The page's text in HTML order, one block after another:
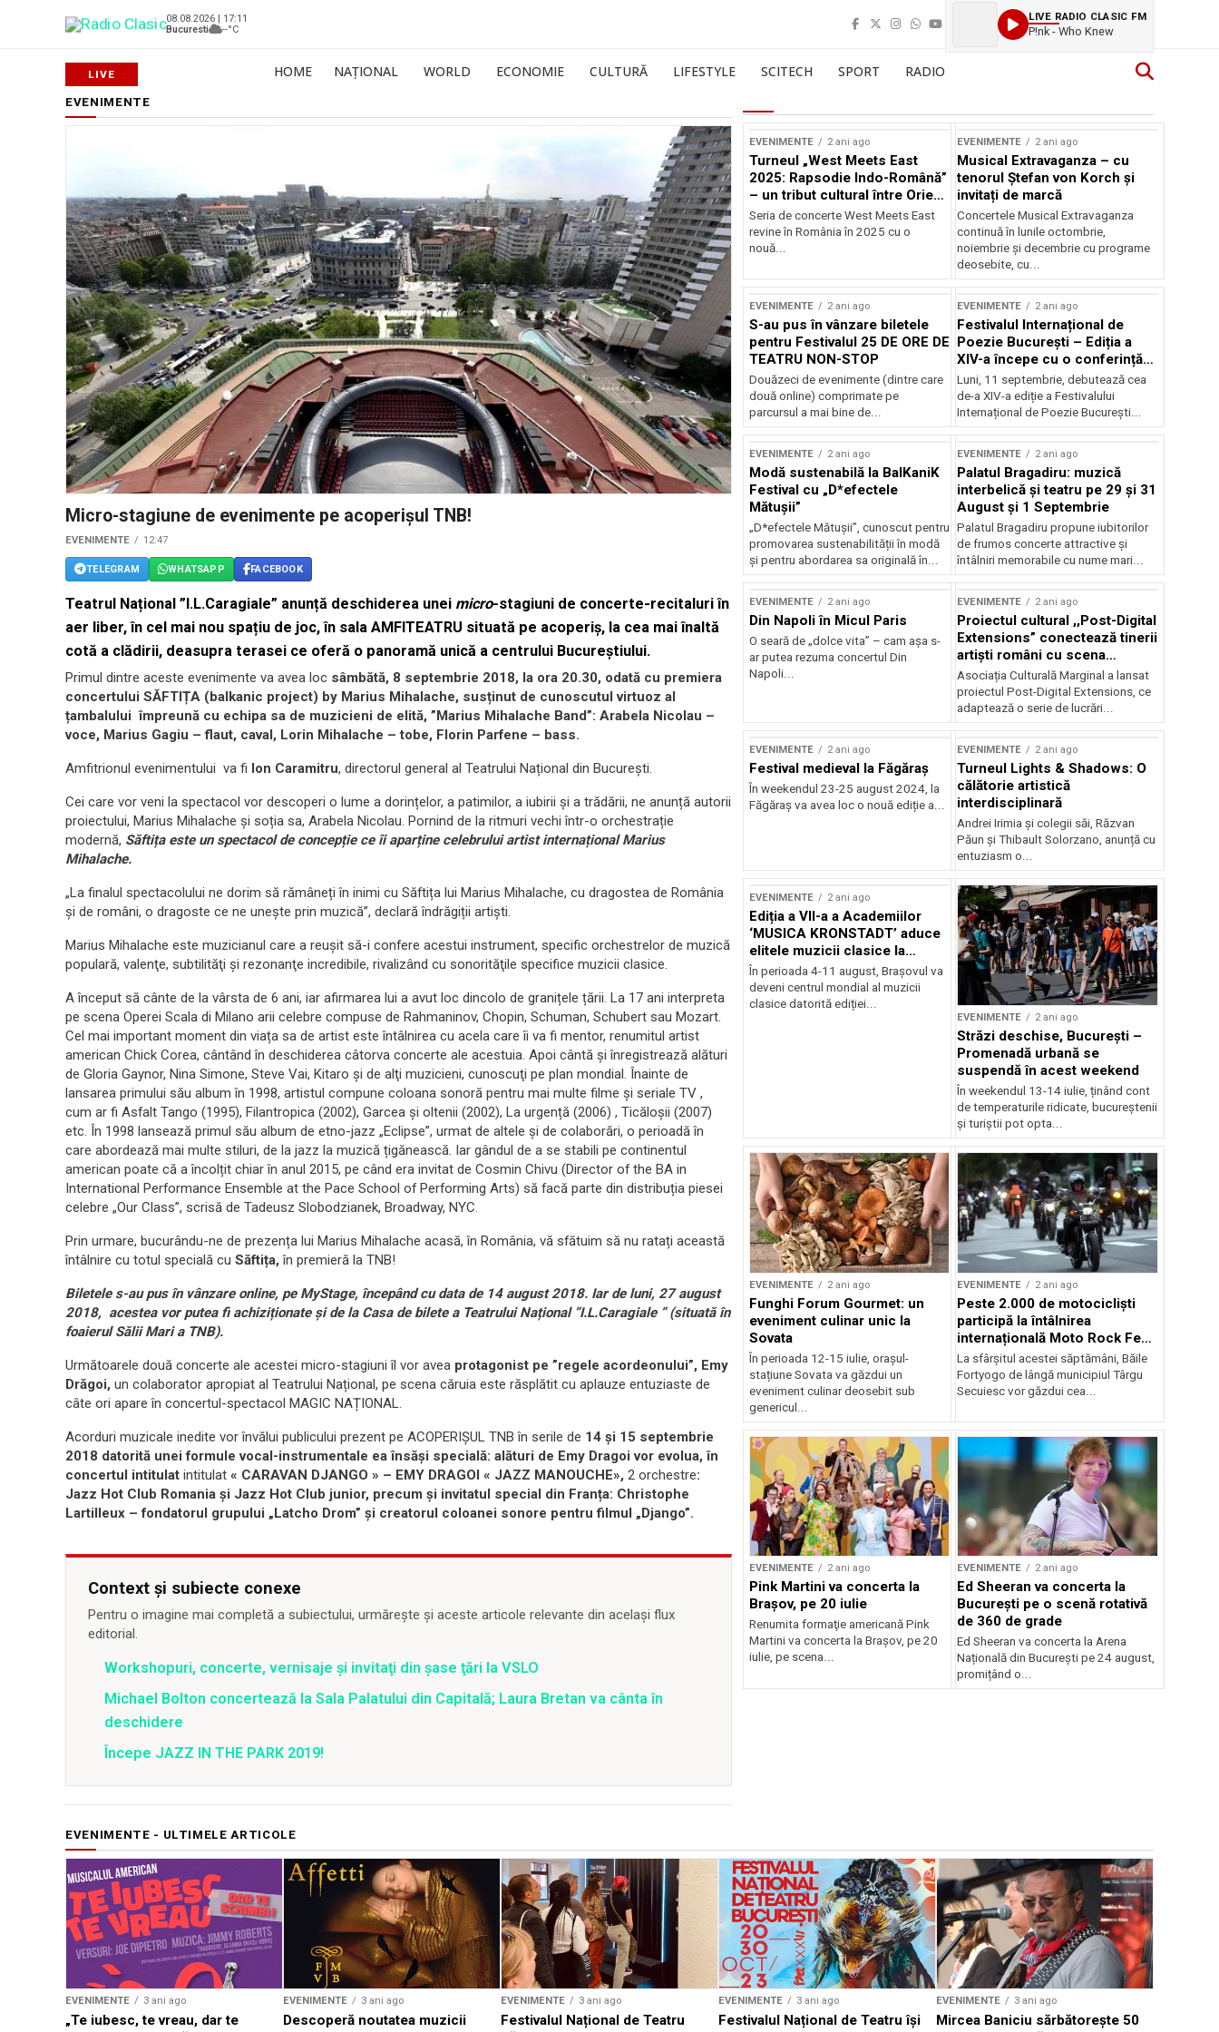
08.08.2026 | 17:11
Bucuresti
--°C
LIVE RADIO CLASIC FM
P!nk - Who Knew
HOME NAȚIONAL WORLD ECONOMIE CULTURĂ LIFESTYLE SCITECH SPORT RADIO
EVENIMENTE
Micro-stagiune de evenimente pe acoperișul TNB!
EVENIMENTE 12:47
TELEGRAM WHATSAPP FACEBOOK
Teatrul Național ”I.L.Caragiale” anunță deschiderea unei micro-stagiuni de concerte-recitaluri în
aer liber, în cel mai nou spațiu de joc, în sala AMFITEATRU situată pe acoperiș, la cea mai înaltă
cotă a clădirii, deasupra terasei ce oferă o panoramă unică a centrului Bucureștiului.
Primul dintre aceste evenimente va avea loc sâmbătă, 8 septembrie 2018, la ora 20.30, odată cu premiera
concertului SĂFTIȚA (balkanic project) by Marius Mihalache, susținut de cunoscutul virtuoz al
țambalului împreună cu echipa sa de muzicieni de elită, ”Marius Mihalache Band”: Arabela Nicolau –
voce, Marius Gagiu – flaut, caval, Lorin Mihalache – tobe, Florin Parfene – bass.
Amfitrionul evenimentului va fi Ion Caramitru, directorul general al Teatrului Național din București.
Cei care vor veni la spectacol vor descoperi o lume a dorințelor, a patimilor, a iubirii și a trădării, ne anunță autorii
proiectului, Marius Mihalache și soția sa, Arabela Nicolau. Pornind de la ritmuri vechi într-o orchestrație
modernă, Săftița este un spectacol de concepție ce îi aparține celebrului artist internațional Marius
Mihalache.
„La finalul spectacolului ne dorim să rămâneți în inimi cu Săftița lui Marius Mihalache, cu dragostea de România
și de români, o dragoste ce ne unește prin muzică”, declară îndrăgiții artiști.
Marius Mihalache este muzicianul care a reuşit să-i confere acestui instrument, specific orchestrelor de muzică
populară, valenţe, subtilităţi şi rezonanţe incredibile, rivalizând cu sonorităţile specifice muzicii clasice.
A început să cânte de la vârsta de 6 ani, iar afirmarea lui a avut loc dincolo de granițele țării. La 17 ani interpreta
pe scena Operei Scala di Milano arii celebre compuse de Rahmaninov, Chopin, Schuman, Schubert sau Mozart.
Cel mai important moment din viața sa de artist este întâlnirea cu acela care îi va fi mentor, renumitul artist
american Chick Corea, cântând în deschiderea câtorva concerte ale acestuia. Apoi cântă și înregistrează alături
de Gloria Gaynor, Nina Simone, Steve Vai, Kitaro şi de alţi muzicieni, cunoscuţi pe plan mondial. Înainte de
lansarea primului său album în 1998, artistul compune coloana sonoră pentru mai multe filme și seriale TV ,
cum ar fi Asfalt Tango (1995), Filantropica (2002), Garcea și oltenii (2002), La urgență (2006) , Ticăloșii (2007)
etc. În 1998 lansează primul său album de etno-jazz „Eclipse”, urmat de altele și de colaborări, o perioadă în
care abordează mai multe stiluri, de la jazz la muzică țigănească. Iar gândul de a se stabili pe continentul
american poate că a încolțit chiar în anul 2015, pe când era invitat de Cosmin Chivu (Director of the BA in
International Performance Ensemble at the Pace School of Performing Arts) să facă parte din distribuția piesei
celebre „Our Class”, scrisă de Tadeusz Slobodzianek, Broadway, NYC.
Prin urmare, bucurându-ne de prezența lui Marius Mihalache acasă, în România, vă sfătuim să nu ratați această
întâlnire cu totul specială cu Săftița,în premieră la TNB!
Biletele s-au pus în vânzare online, pe MyStage, începând cu data de 14 august 2018. Iar de luni, 27 august
2018, acestea vor putea fi achiziționate și de la Casa de bilete a Teatrului Național ”I.L.Caragiale ” (situată în
foaierul Sălii Mari a TNB).
Următoarele două concerte ale acestei micro-stagiuni îl vor avea protagonist pe ”regele acordeonului”, Emy
Drăgoi, un colaborator apropiat al Teatrului Național, pe scena căruia este răsplătit cu aplauze entuziaste de
câte ori apare în concertul-spectacol MAGIC NAȚIONAL.
Acorduri muzicale inedite vor învălui publicului prezent pe ACOPERIȘUL TNB în serile de 14 și 15 septembrie
2018 datorită unei formule vocal-instrumentale ea însăşi specială: alături de Emy Dragoi vor evolua, în
concertul intitulat intitulat « CARAVAN DJANGO » – EMY DRAGOI « JAZZ MANOUCHE», 2 orchestre:
Jazz Hot Club Romania și Jazz Hot Club junior, precum și invitatul special din Franța: Christophe
Lartilleux – fondatorul grupului „Latcho Drom” și creatorul coloanei sonore pentru filmul „Django”.
Context și subiecte conexe
Pentru o imagine mai completă a subiectului, urmărește și aceste articole relevante din același flux
editorial.
Workshopuri, concerte, vernisaje şi invitaţi din şase ţări la VSLO
Michael Bolton concertează la Sala Palatului din Capitală; Laura Bretan va cânta în
deschidere
Începe JAZZ IN THE PARK 2019!
EVENIMENTE 2 ani ago
Turneul „West Meets East
2025: Rapsodie Indo-Română”
– un tribut cultural între Orient
și Occident
Seria de concerte West Meets East
revine în România în 2025 cu o
nouă...
EVENIMENTE 2 ani ago
Musical Extravaganza – cu
tenorul Ștefan von Korch și
invitați de marcă
Concertele Musical Extravaganza
continuă în lunile octombrie,
noiembrie şi decembrie cu programe
deosebite, cu...
EVENIMENTE 2 ani ago
S-au pus în vânzare biletele
pentru Festivalul 25 DE ORE DE
TEATRU NON-STOP
Douăzeci de evenimente (dintre care
două online) comprimate pe
parcursul a mai bine de...
EVENIMENTE 2 ani ago
Festivalul Internațional de
Poezie București – Ediția a
XIV-a începe cu o conferință
despre limba română
susținută de Marco Lucchesi
Luni, 11 septembrie, debutează cea
de-a XIV-a ediție a Festivalului
Internațional de Poezie București...
EVENIMENTE 2 ani ago
Modă sustenabilă la BalKaniK
Festival cu „D*efectele
Mătușii”
„D*efectele Mătușii”, cunoscut pentru
promovarea sustenabilității în modă
și pentru abordarea sa originală în...
EVENIMENTE 2 ani ago
Palatul Bragadiru: muzică
interbelică şi teatru pe 29 şi 31
August şi 1 Septembrie
Palatul Bragadiru propune iubitorilor
de frumos concerte attractive şi
întâlniri memorabile cu nume mari...
EVENIMENTE 2 ani ago
Din Napoli în Micul Paris
O seară de „dolce vita” – cam așa s-
ar putea rezuma concertul Din
Napoli...
EVENIMENTE 2 ani ago
Proiectul cultural ,,Post-Digital
Extensions” conectează tinerii
artiști români cu scena
internațională
Asociația Culturală Marginal a lansat
proiectul Post-Digital Extensions, ce
adaptează o serie de lucrări...
EVENIMENTE 2 ani ago
Festival medieval la Făgăraș
În weekendul 23-25 august 2024, la
Făgăraș va avea loc o nouă ediție a...
EVENIMENTE 2 ani ago
Turneul Lights & Shadows: O
călătorie artistică
interdisciplinară
Andrei Irimia și colegii săi, Răzvan
Păun și Thibault Solorzano, anunță cu
entuziasm o...
EVENIMENTE 2 ani ago
Ediția a VII-a a Academiilor
‘MUSICA KRONSTADT’ aduce
elitele muzicii clasice la
Brașov
În perioada 4-11 august, Brașovul va
deveni centrul mondial al muzicii
clasice datorită ediției...
EVENIMENTE 2 ani ago
Străzi deschise, București –
Promenadă urbană se
suspendă în acest weekend
În weekendul 13-14 iulie, ținând cont
de temperaturile ridicate, bucureștenii
și turiștii pot opta...
EVENIMENTE 2 ani ago
Funghi Forum Gourmet: un
eveniment culinar unic la
Sovata
În perioada 12-15 iulie, orașul-
stațiune Sovata va găzdui un
eveniment culinar deosebit sub
genericul...
EVENIMENTE 2 ani ago
Peste 2.000 de motocicliști
participă la întâlnirea
internațională Moto Rock Fest
la Băile Fortyogo
La sfârșitul acestei săptămâni, Băile
Fortyogo de lângă municipiul Târgu
Secuiesc vor găzdui cea...
EVENIMENTE 2 ani ago
Pink Martini va concerta la
Braşov, pe 20 iulie
Renumita formaţie americană Pink
Martini va concerta la Braşov, pe 20
iulie, pe scena...
EVENIMENTE 2 ani ago
Ed Sheeran va concerta la
București pe o scenă rotativă
de 360 de grade
Ed Sheeran va concerta la Arena
Națională din București pe 24 august,
promițând o...
EVENIMENTE - ULTIMELE ARTICOLE
EVENIMENTE 3 ani ago
„Te iubesc, te vreau, dar te
EVENIMENTE 3 ani ago
Descoperă noutatea muzicii
EVENIMENTE 3 ani ago
Festivalul Național de Teatru
EVENIMENTE 3 ani ago
Festivalul Național de Teatru își
EVENIMENTE 3 ani ago
Mircea Baniciu sărbătorește 50